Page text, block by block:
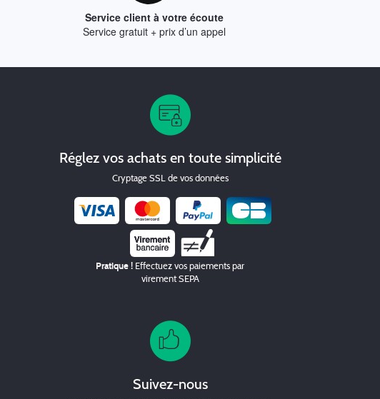
Service client à votre écoute
Service gratuit + prix d’un appel
Réglez vos achats en toute simplicité
Cryptage SSL de vos données
Chèque
Pratique ! Effectuez vos paiements par
virement SEPA
Suivez-nous